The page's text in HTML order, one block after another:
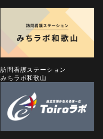
訪問看護ステーション
みちラボ和歌山